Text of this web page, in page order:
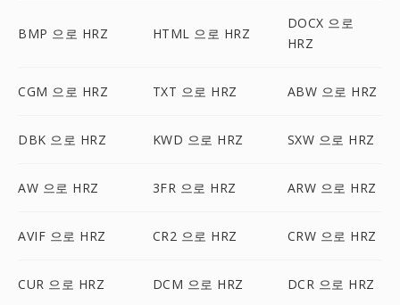
BMP 으로 HRZ HTML 으로 HRZ
DOCX 으로
HRZ
CGM 으로 HRZ TXT 으로 HRZ ABW 으로 HRZ
DBK 으로 HRZ KWD 으로 HRZ SXW 으로 HRZ
AW 으로 HRZ 3FR 으로 HRZ ARW 으로 HRZ
AVIF 으로 HRZ CR2 으로 HRZ CRW 으로 HRZ
CUR 으로 HRZ DCM 으로 HRZ DCR 으로 HRZ